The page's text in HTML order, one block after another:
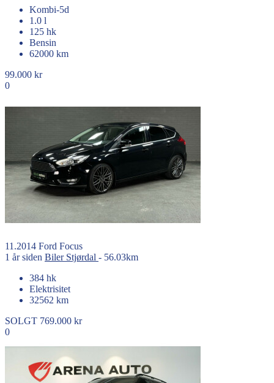
Kombi-5d
1.0 l
125 hk
Bensin
62000 km
99.000 kr
0
11.2014 Ford Focus
1 år siden Biler Stjørdal - 56.03km
384 hk
Elektrisitet
32562 km
SOLGT 769.000 kr
0